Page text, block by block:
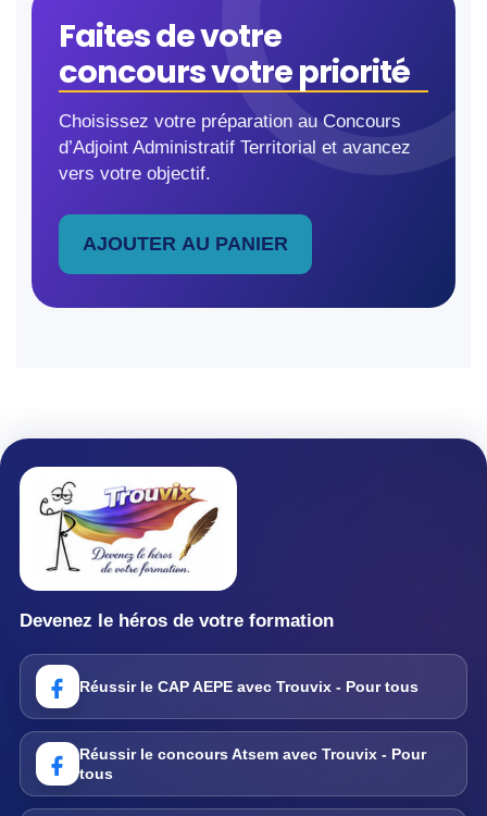
Faites de votre
concours votre priorité
Choisissez votre préparation au Concours
d’Adjoint Administratif Territorial et avancez
vers votre objectif.
quantité de Préparation du Concours
AJOUTER AU PANIER
Devenez le héros de votre formation
Réussir le CAP AEPE avec Trouvix - Pour tous
Réussir le concours Atsem avec Trouvix - Pour
tous